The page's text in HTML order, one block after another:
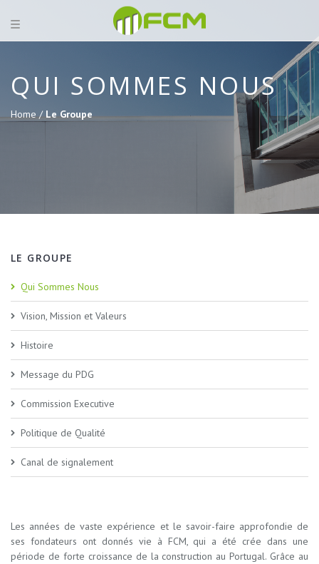
QUI SOMMES NOUS
Home /Le Groupe
LE GROUPE
Qui Sommes Nous
Vision, Mission et Valeurs
Histoire
Message du PDG
Commission Executive
Politique de Qualité
Canal de signalement
Les années de vaste expérience et le savoir-faire approfondie de
ses fondateurs ont donnés vie à FCM, qui a été crée dans une
période de forte croissance de la construction au Portugal. Grâce au